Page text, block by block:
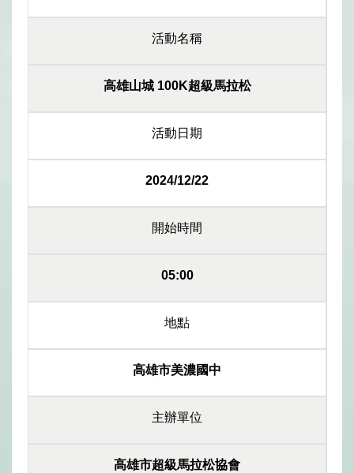
活動名稱
高雄山城 100K超級馬拉松
活動日期
2024/12/22
開始時間
05:00
地點
高雄市美濃國中
主辦單位
高雄市超級馬拉松協會